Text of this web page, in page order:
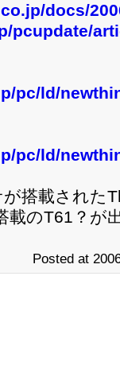
docs/
pcupdate/
pc/ld/
pc/ld/
搭載された
載のT61？が
Posted at